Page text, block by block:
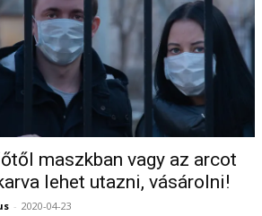
maszkban vagy az arcot
lehet utazni, vásárolni!
- 2020-04-23